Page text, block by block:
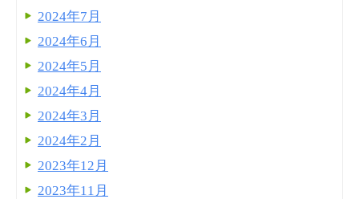
2024年7月
2024年6月
2024年5月
2024年4月
2024年3月
2024年2月
2023年12月
2023年11月